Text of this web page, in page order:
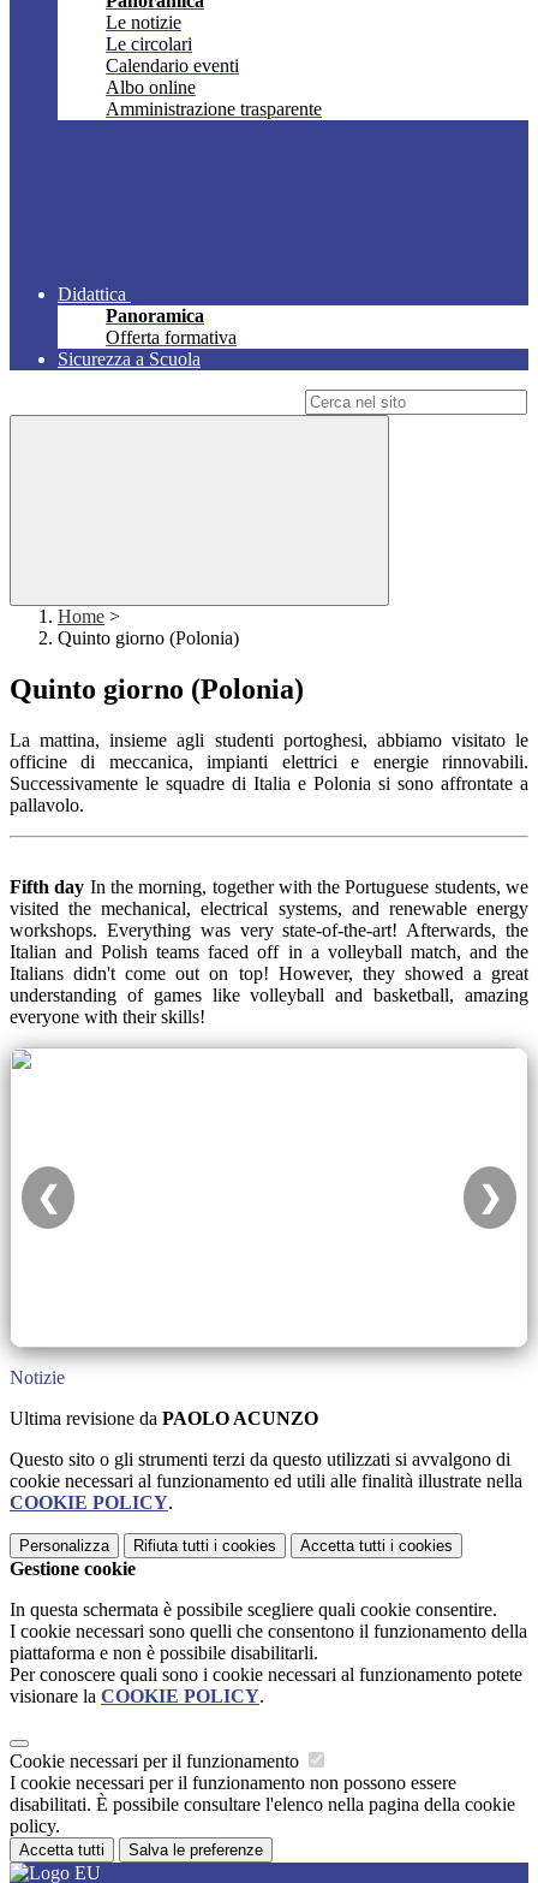
Le notizie
Le circolari
Calendario eventi
Albo online
Amministrazione trasparente
Didattica
Panoramica
Offerta formativa
Sicurezza a Scuola
Home >
Quinto giorno (Polonia)
Quinto giorno (Polonia)
La mattina, insieme agli studenti portoghesi, abbiamo visitato le
officine di meccanica, impianti elettrici e energie rinnovabili.
Successivamente le squadre di Italia e Polonia si sono affrontate a
pallavolo.
Fifth day In the morning, together with the Portuguese students, we
visited the mechanical, electrical systems, and renewable energy
workshops. Everything was very state-of-the-art! Afterwards, the
Italian and Polish teams faced off in a volleyball match, and the
Italians didn't come out on top! However, they showed a great
understanding of games like volleyball and basketball, amazing
everyone with their skills!
❮ ❯
Notizie
Ultima revisione da PAOLO ACUNZO
Questo sito o gli strumenti terzi da questo utilizzati si avvalgono di
cookie necessari al funzionamento ed utili alle finalità illustrate nella
COOKIE POLICY.
Personalizza Rifiuta tutti i cookies Accetta tutti i cookies
Gestione cookie
In questa schermata è possibile scegliere quali cookie consentire.
I cookie necessari sono quelli che consentono il funzionamento della
piattaforma e non è possibile disabilitarli.
Per conoscere quali sono i cookie necessari al funzionamento potete
visionare la COOKIE POLICY.
Cookie necessari per il funzionamento
I cookie necessari per il funzionamento non possono essere
disabilitati. È possibile consultare l'elenco nella pagina della cookie
policy.
Accetta tutti Salva le preferenze